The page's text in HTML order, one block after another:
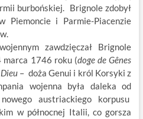
burbońskiej. Brignole zdobył
i Parmie-Piacenzie
zawdzięczał Brignole
marca 1746 roku (doge de Gênes
– doża Genui i król Korsyki z
wojenna była daleka od
austriackiego korpusu
w północnej Italii, co gorsza